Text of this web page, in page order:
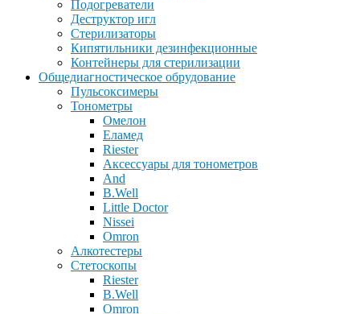
Подогреватели
Деструктор игл
Стерилизаторы
Кипятильники дезинфекционные
Контейнеры для стерилизации
Общедиагностическое обрудование
Пульсоксимеры
Тонометры
Омелон
Еламед
Riester
Аксессуары для тонометров
And
B.Well
Little Doctor
Nissei
Omron
Алкотестеры
Стетоскопы
Riester
B.Well
Omron